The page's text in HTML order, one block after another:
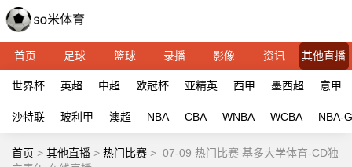
首页 足球 篮球 录播 影像 资讯 其他直播
世界杯 英超 中超 欧冠杯 亚精英 西甲 墨西超 意甲
沙特联 玻利甲 澳超 NBA CBA WNBA WCBA NBA-G
首页 > 其他直播 > 热门比赛 > 07-09 热门比赛 基多大学体育-CD独